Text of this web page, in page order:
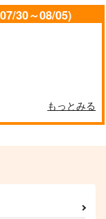
サンプル
30～08/05)
もっとみる